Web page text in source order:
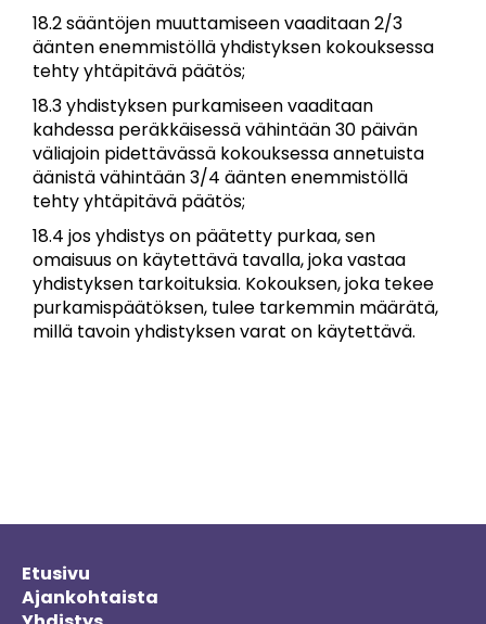
18.2 sääntöjen muuttamiseen vaaditaan 2/3
äänten enemmistöllä yhdistyksen kokouksessa
tehty yhtäpitävä päätös;
18.3 yhdistyksen purkamiseen vaaditaan
kahdessa peräkkäisessä vähintään 30 päivän
väliajoin pidettävässä kokouksessa annetuista
äänistä vähintään 3/4 äänten enemmistöllä
tehty yhtäpitävä päätös;
18.4 jos yhdistys on päätetty purkaa, sen
omaisuus on käytettävä tavalla, joka vastaa
yhdistyksen tarkoituksia. Kokouksen, joka tekee
purkamispäätöksen, tulee tarkemmin määrätä,
millä tavoin yhdistyksen varat on käytettävä.
Etusivu
Ajankohtaista